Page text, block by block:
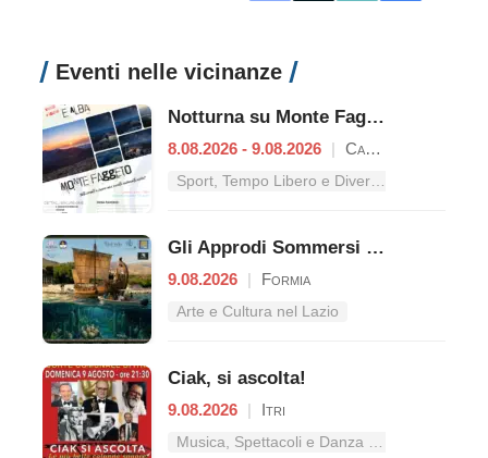
Eventi nelle vicinanze
Notturna su Monte Faggeto
8.08.2026 - 9.08.2026 | Campodimele
Gli Approdi Sommersi di Caposele
9.08.2026 | Formia
Arte e Cultura nel Lazio
Ciak, si ascolta!
9.08.2026 | Itri